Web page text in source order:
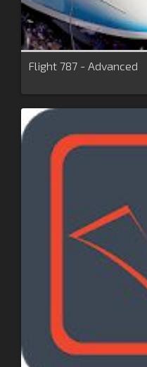
Flight 787 - Advanced